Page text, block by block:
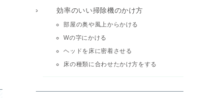
効率のいい掃除機のかけ方
部屋の奥や風上からかける
Wの字にかける
ヘッドを床に密着させる
床の種類に合わせたかけ方をする